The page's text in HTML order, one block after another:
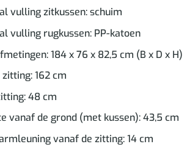
vulling zitkussen: schuim
vulling rugkussen: PP-katoen
184 x 76 x 82,5 cm (B x D x H)
162 cm
48 cm
vanaf de grond (met kussen): 43,5 cm
vanaf de zitting: 14 cm